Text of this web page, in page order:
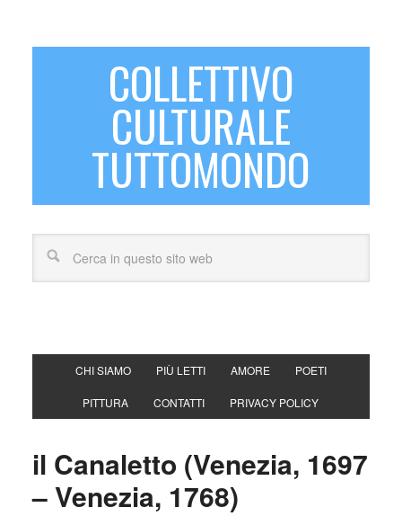
COLLETTIVO
CULTURALE
TUTTOMONDO
CHI SIAMO PIÙ LETTI AMORE POETI
PITTURA CONTATTI PRIVACY POLICY
il Canaletto (Venezia, 1697
– Venezia, 1768)